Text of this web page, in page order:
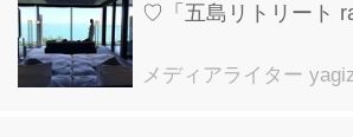
♡「五島リトリート
メディアライター